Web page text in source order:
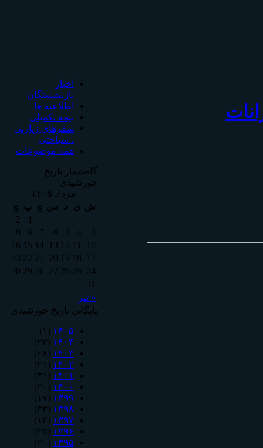
اخبار
بازنشستگان
اطلاعیه ها
بیمه تکمیلی
سفرهای زیارتی
، سیاحتی
همه موضوعات
گاه‌شمار تاریخ
خورشیدی
مرداد ۱۴۰۵
ش ی د س چ پ ج
« تیر
1
2
3
4
5
6
7
8
9
10
11
12
13
14
15
16
17
18
19
20
21
22
23
24
25
26
27
28
29
30
31
بایگانی تاریخ خورشیدی
۱۴۰۵ (۱)
۱۴۰۴ (۲۳)
۱۴۰۳ (۲۸)
۱۴۰۲ (۲۱)
۱۴۰۱ (۳۱)
۱۴۰۰ (۲۰)
۱۳۹۹ (۱۷)
۱۳۹۸ (۳۳)
۱۳۹۷ (۱۲)
۱۳۹۶ (۲۵)
۱۳۹۵ (۲۰)